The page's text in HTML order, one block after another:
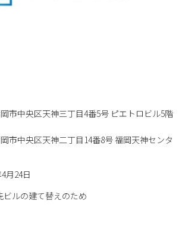
市中央区天神三丁目4番5号 ピエトロビル5階
市中央区天神二丁目14番8号 福岡天神センタ
月24日
ルの建て替えのため